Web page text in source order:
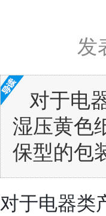
发
对于电
湿压黄色
保型的包
对于电器类